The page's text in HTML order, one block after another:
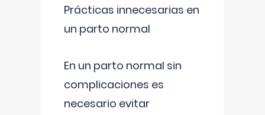
Prácticas innecesarias en
un parto normal
En un parto normal sin
complicaciones es
necesario evitar